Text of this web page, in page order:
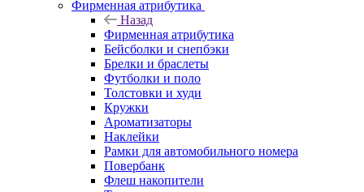
Фирменная атрибутика
Назад
Фирменная атрибутика
Бейсболки и снепбэки
Брелки и браслеты
Футболки и поло
Толстовки и худи
Кружки
Ароматизаторы
Наклейки
Рамки для автомобильного номера
Повербанк
Флеш накопители